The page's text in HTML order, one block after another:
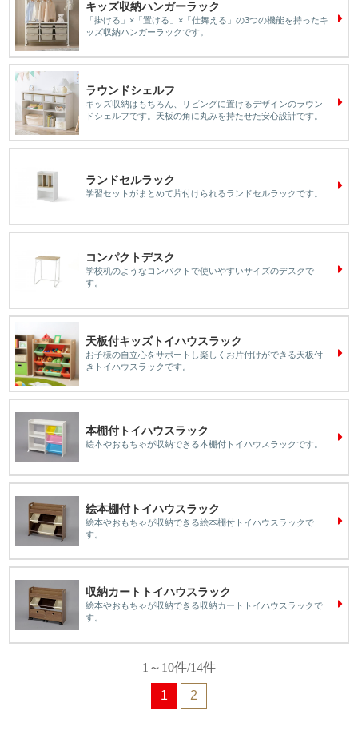
キッズ収納ハンガーラック
「掛ける」×「置ける」×「仕舞える」の3つの機能を持ったキ
ッズ収納ハンガーラックです。
ラウンドシェルフ
キッズ収納はもちろん、リビングに置けるデザインのラウン
ドシェルフです。天板の角に丸みを持たせた安心設計です。
ランドセルラック
学習セットがまとめて片付けられるランドセルラックです。
コンパクトデスク
学校机のようなコンパクトで使いやすいサイズのデスクで
す。
天板付キッズトイハウスラック
お子様の自立心をサポートし楽しくお片付けができる天板付
きトイハウスラックです。
本棚付トイハウスラック
絵本やおもちゃが収納できる本棚付トイハウスラックです。
絵本棚付トイハウスラック
絵本やおもちゃが収納できる絵本棚付トイハウスラックで
す。
収納カートトイハウスラック
絵本やおもちゃが収納できる収納カートトイハウスラックで
す。
1～10件/14件
1 2